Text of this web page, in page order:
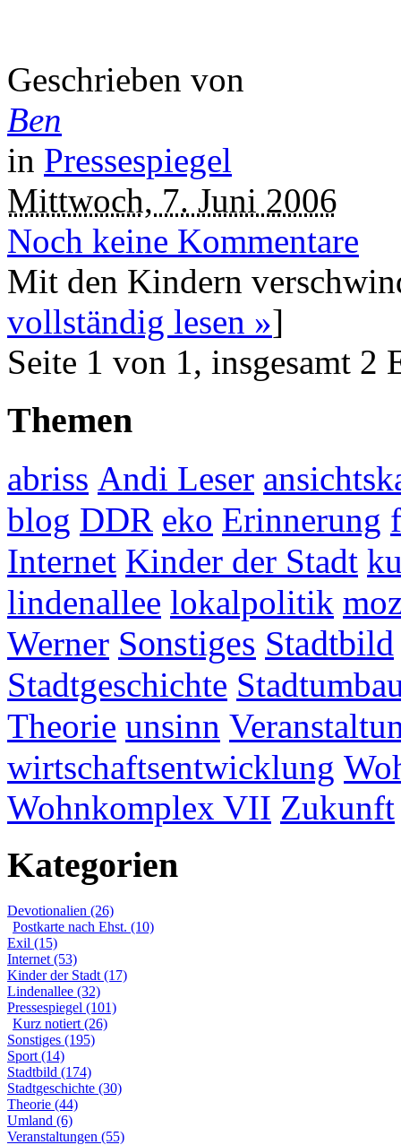
Geschrieben von
Ben
in Pressespiegel
Mittwoch, 7. Juni 2006
Noch keine Kommentare
Mit den Kindern
vollständig lesen »]
Seite 1 von 1, insgesamt 2
Themen
abriss Andi Leser
blog DDR eko Erinnerung
Internet Kinder der Stadt
lindenallee lokalpolitik
Werner Sonstiges Stadtbild
Stadtgeschichte
Theorie unsinn
wirtschaftsentwicklung
Wohnkomplex VII Zukunft
Kategorien
Devotionalien (26)
Postkarte nach Ehst. (10)
Exil (15)
Internet (53)
Kinder der Stadt (17)
Lindenallee (32)
Pressespiegel (101)
Kurz notiert (26)
Sonstiges (195)
Sport (14)
Stadtbild (174)
Stadtgeschichte (30)
Theorie (44)
Umland (6)
Veranstaltungen (55)